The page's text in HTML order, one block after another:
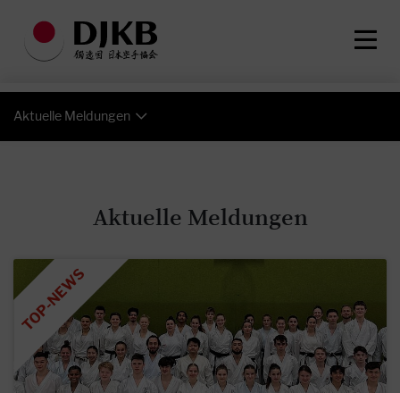
Aktuelle Meldungen
Aktuelle Meldungen